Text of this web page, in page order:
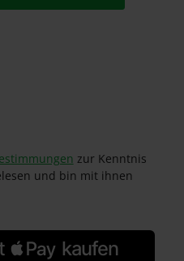
zur Kenntnis
und bin mit ihnen